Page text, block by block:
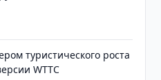
туристического роста
WTTC